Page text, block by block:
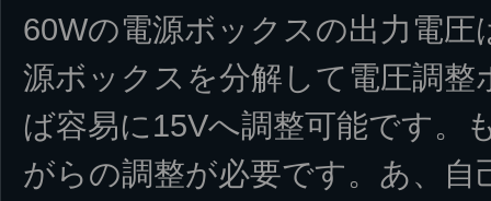
60Wの電源ボックスの出力電圧
源ボックスを分解して電圧調整
ば容易に15Vへ調整可能です。
がらの調整が必要です。あ、